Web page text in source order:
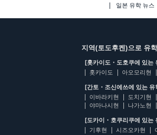
일본 유학 뉴스
지역(토도후켄)으로 유
[홋카이도・도호쿠에 있는
홋카이도
아오모리현
[간토・조신에쓰에 있는 유
이바라키현
도치기현
야마나시현
나가노현
[도카이・호쿠리쿠에 있는
기후현
시즈오카현